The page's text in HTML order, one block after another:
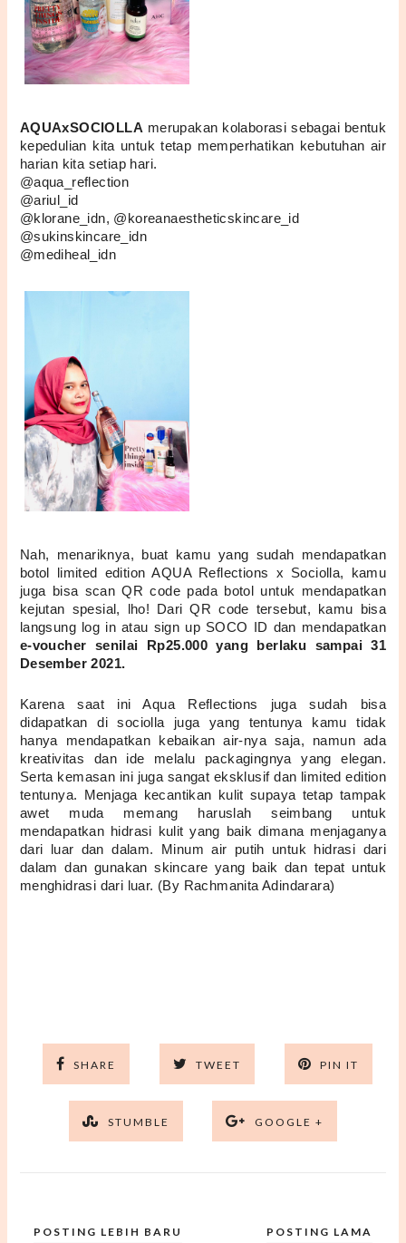
AQUAxSOCIOLLA merupakan kolaborasi sebagai bentuk
kepedulian kita untuk tetap memperhatikan kebutuhan air
harian kita setiap hari.
@aqua_reflection
@ariul_id
@klorane_idn, @koreanaestheticskincare_id
@sukinskincare_idn
@mediheal_idn
Nah, menariknya, buat kamu yang sudah mendapatkan
botol limited edition AQUA Reflections x Sociolla, kamu
juga bisa scan QR code pada botol untuk mendapatkan
kejutan spesial, lho! Dari QR code tersebut, kamu bisa
e-voucher senilai Rp25.000 yang berlaku sampai 31
Desember 2021.
Karena saat ini Aqua Reflections juga sudah bisa
didapatkan di sociolla juga yang tentunya kamu tidak
hanya mendapatkan kebaikan air-nya saja, namun ada
kreativitas dan ide melalu packagingnya yang elegan.
Serta kemasan ini juga sangat eksklusif dan limited edition
tentunya. Menjaga kecantikan kulit supaya tetap tampak
awet muda memang haruslah seimbang untuk
mendapatkan hidrasi kulit yang baik dimana menjaganya
dari luar dan dalam. Minum air putih untuk hidrasi dari
dalam dan gunakan skincare yang baik dan tepat untuk
menghidrasi dari luar. (By Rachmanita Adindarara)
SHARE TWEET PIN IT
STUMBLE GOOGLE +
POSTING LEBIH BARU POSTING LAMA